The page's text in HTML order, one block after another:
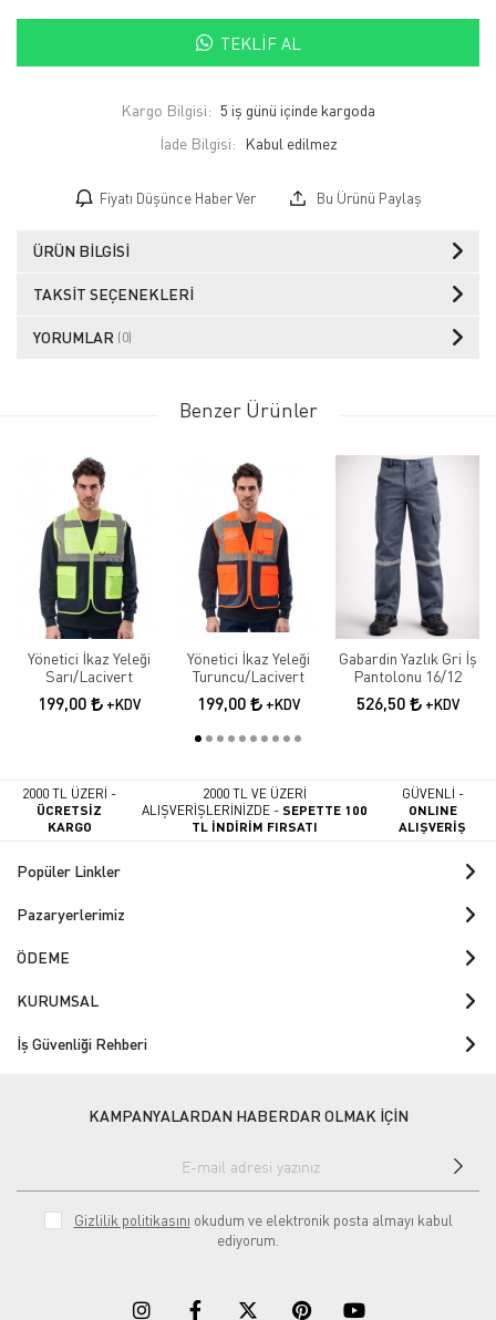
TEKLIF AL
Kargo Bilgisi: 5 iş günü içinde kargoda
İade Bilgisi:
Fiyatı Düşünce Haber Ver Bu Ürünü Paylaş
ÜRÜN BILGISI
TAKSIT SEÇENEKLERI
YORUMLAR (0)
Benzer Ürünler
Yönetici İkaz Yeleği
Sarı/Lacivert
199,00 +KDV
Yönetici İkaz Yeleği
Turuncu/Lacivert
199,00 +KDV
Gabardin Yazlık Gri İş
Pantolonu 16/12
526,50 +KDV
2000 TL ÜZERİ -
ÜCRETSİZ
KARGO
2000 TL VE ÜZERİ
ALIŞVERİŞLERİNİZDE -SEPETTE 100
TL İNDİRİM FIRSATI
GÜVENLİ -
ONLINE
ALIŞVERİŞ
Popüler Linkler
Pazaryerlerimiz
ÖDEME
KURUMSAL
İş Güvenliği Rehberi
KAMPANYALARDAN HABERDAR OLMAK İÇİN
Gizlilik politikasını okudum ve elektronik posta almayı kabul
ediyorum.